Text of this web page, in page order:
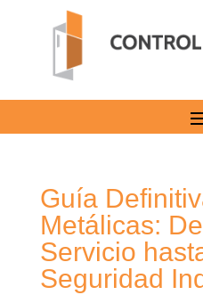
Guía
Metálicas:
Servicio
Seguridad